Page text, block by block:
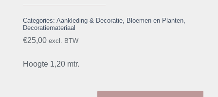
Categories: Aankleding & Decoratie, Bloemen en Planten,
Decoratiemateriaal
€25,00 excl. BTW
Hoogte 1,20 mtr.